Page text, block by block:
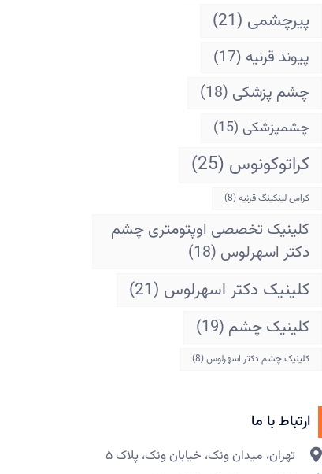
پیرچشمی (21)
پیوند قرنیه (17)
چشم پزشکی (18)
چشمپزشکی (15)
کراتوکونوس (25)
کراس لینکینگ قرنیه(8)
کلینیک تخصصی اوپتومتری چشم
دکتر اسهرلوس (18)
کلینیک دکتر اسهرلوس (21)
کلینیک چشم (19)
کلینیک چشم دکتر اسهرلوس(8)
ارتباط با ما
تهران، میدان ونک، خیابان ونک، پلاک ۵​